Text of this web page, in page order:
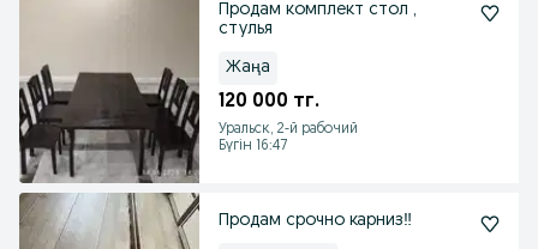
Продам комплект стол ,
стулья
Жаңа
120 000 тг.
Уральск, 2-й рабочий
Бүгін 16:47
Продам срочно карниз‼️